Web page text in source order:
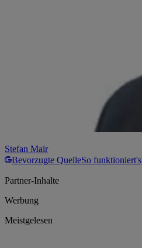
Stefan Mair
Bevorzugte QuelleSo funktioniert's
Partner-Inhalte
Werbung
Meistgelesen